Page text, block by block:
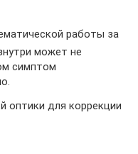
работы за
может не
симптом
оптики для коррекции